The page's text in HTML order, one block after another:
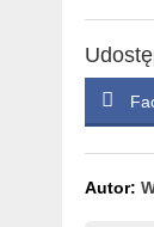
Autor: